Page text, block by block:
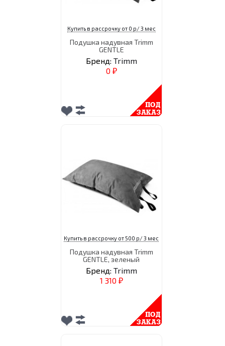
Купить в рассрочку от 0 р/ 3 мес
Подушка надувная Trimm
GENTLE
Бренд: Trimm
0 ₽
Купить в рассрочку от 500 р/ 3 мес
Подушка надувная Trimm
GENTLE, зеленый
Бренд: Trimm
1 310 ₽